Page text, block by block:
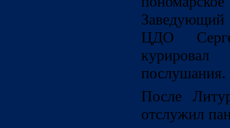
Заведующий
ЦДО
курировал
послушания.
После
отслужил